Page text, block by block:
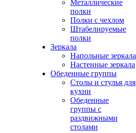
Металлические
полки
Полки с чехлом
Штабелируемые
полки
Зеркала
Напольные зеркала
Настенные зеркала
Обеденные группы
Столы и стулья для
кухни
Обеденные
группы с
раздвижными
столами